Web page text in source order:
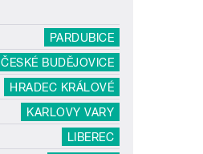
PARDUBICE
ČESKÉ BUDĚJOVICE
HRADEC KRÁLOVÉ
KARLOVY VARY
LIBEREC